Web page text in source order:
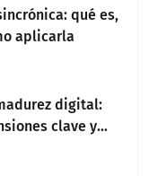
qué es,
aplicarla
digital:
clave y